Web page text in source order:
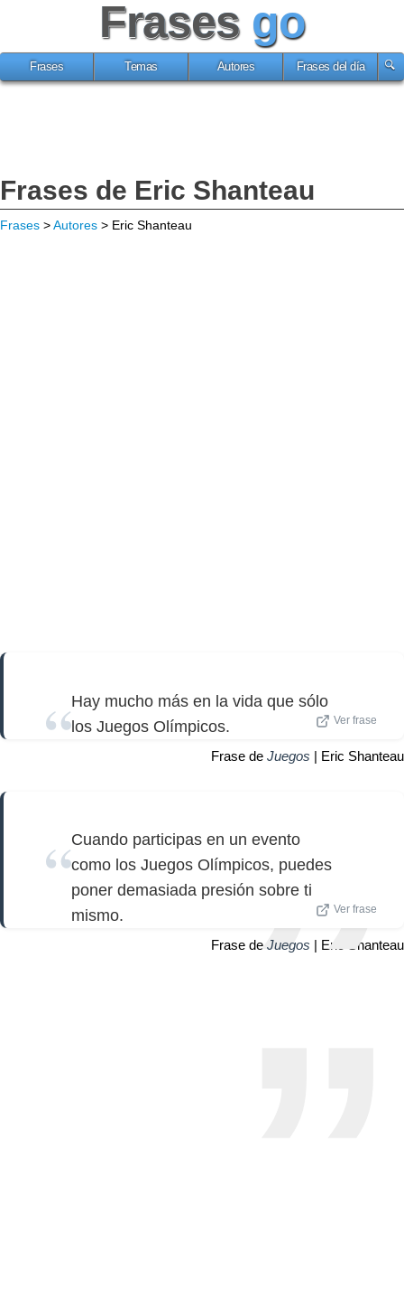
Frases go
Frases Temas Autores Frases del día
Frases de Eric Shanteau
Frases >Autores > Eric Shanteau
Hay mucho más en la vida que sólo
los Juegos Olímpicos.
Ver frase
Frase de Juegos | Eric Shanteau
Cuando participas en un evento
como los Juegos Olímpicos, puedes
poner demasiada presión sobre ti
mismo.
Ver frase
Frase de Juegos | Eric Shanteau